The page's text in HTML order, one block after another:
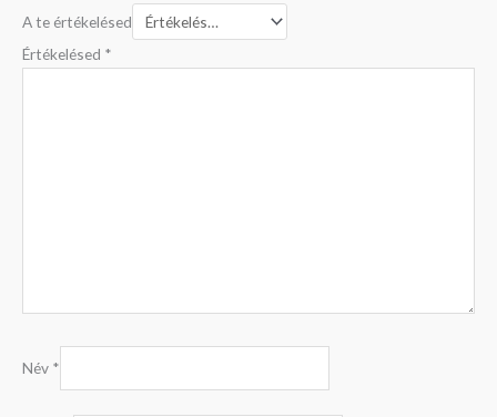
A te értékelésed
Értékelésed *
Név *